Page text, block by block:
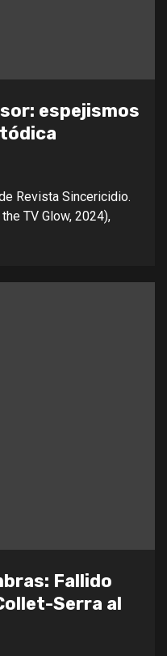
espejismos
Revista Sincericidio.
TV Glow, 2024),
Fallido
Serra al